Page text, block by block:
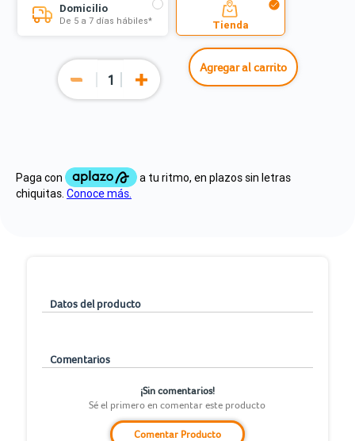
Domicilio
De 5 a 7 días hábiles* Tienda
Agregar al carrito
Datos del producto
Comentarios
¡Sin comentarios!
Sé el primero en comentar este producto
Comentar Producto